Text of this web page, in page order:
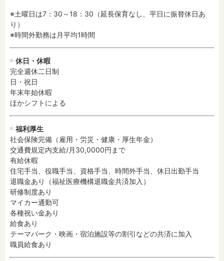
※土曜日は7：30～18：30（延長保育なし、平日に振替休日あ
り）
※時間外勤務は月平均1時間
休日・休暇
完全週休二日制
日・祝日
年末年始休暇
ほかシフトによる
福利厚生
社会保険完備（雇用・労災・健康・厚生年金）
交通費規定内支給/月30,0000円まで
有給休暇
住宅手当、役職手当、資格手当、時間外手当、休日出勤手当
退職金あり（福祉医療機構退職金共済加入）
研修制度あり
マイカー通勤可
各種祝い金あり
給食あり
テーマパーク・映画・宿泊施設等の割引などの共済に加入
職員給食あり